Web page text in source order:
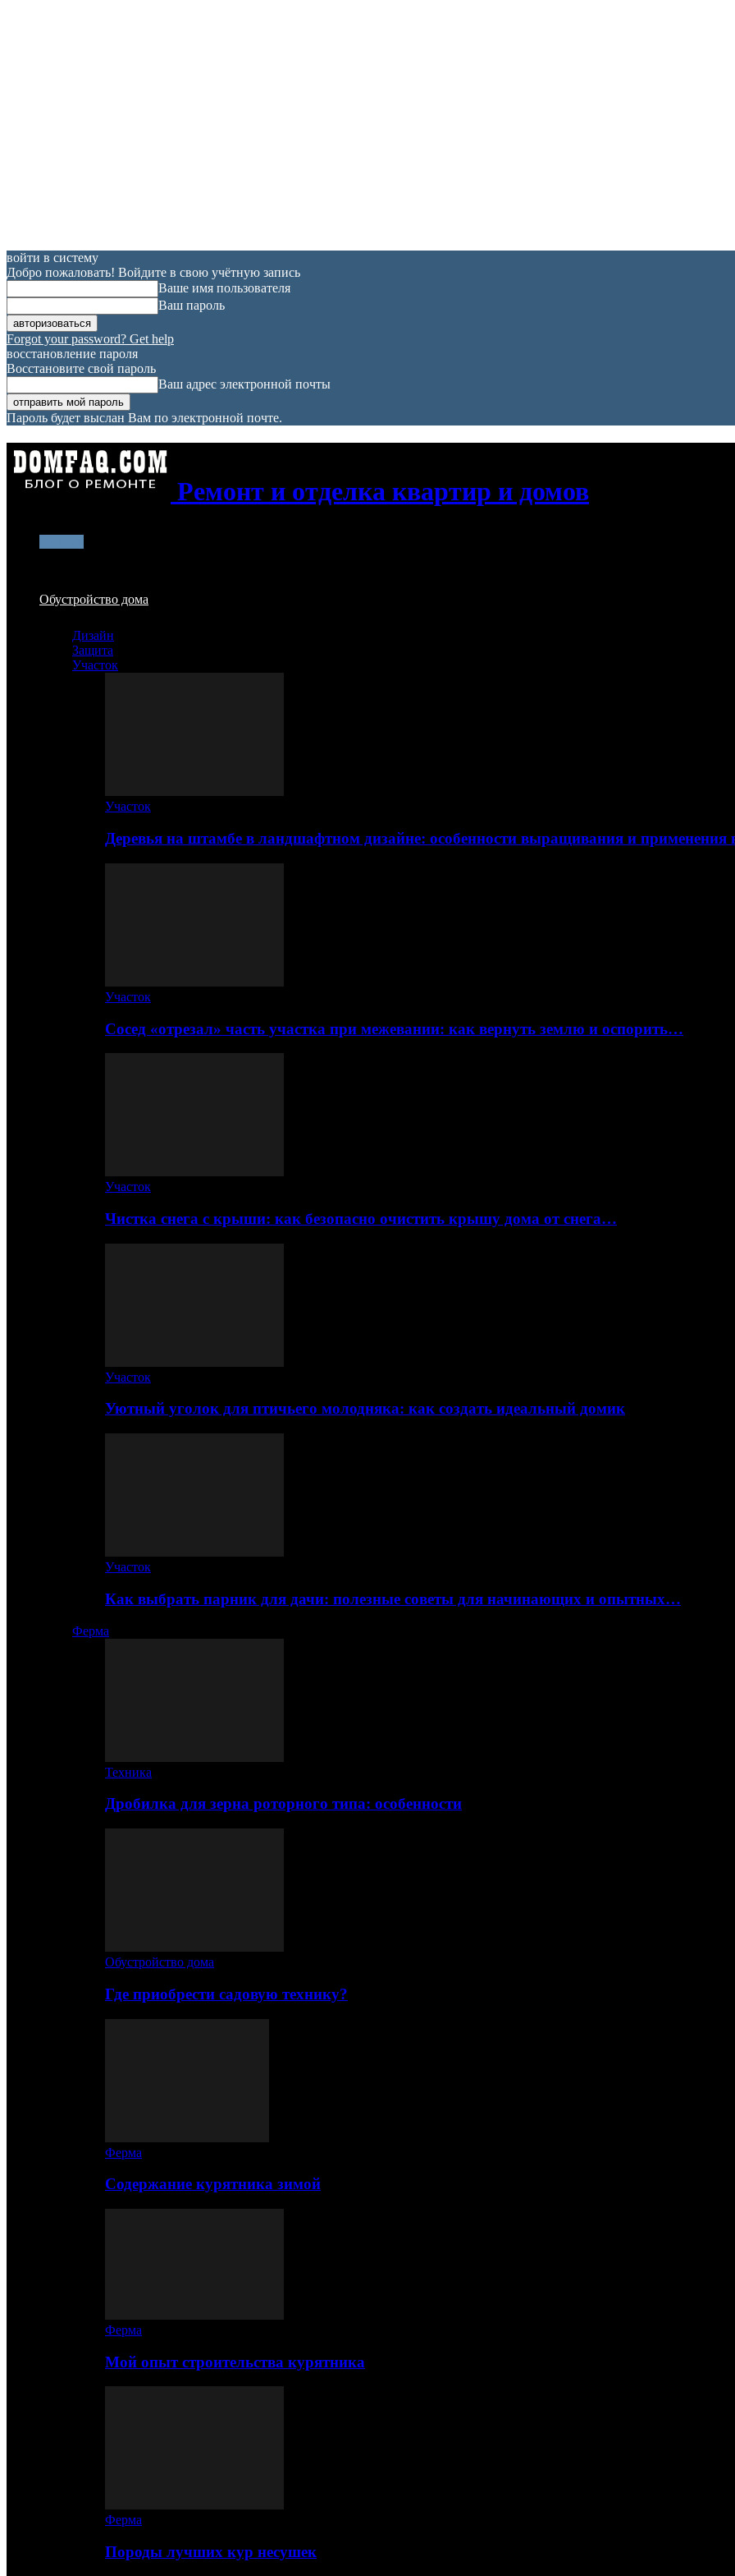
войти в систему
Добро пожаловать! Войдите в свою учётную запись
Ваше имя пользователя
Ваш пароль
Forgot your password? Get help
восстановление пароля
Восстановите свой пароль
Ваш адрес электронной почты
Пароль будет выслан Вам по электронной почте.
Ремонт и отделка квартир и домов
Обустройство дома
Дизайн
Защита
Участок
Участок
Деревья на штамбе в ландшафтном дизайне: особенности выращивания и
Участок
Сосед «отрезал» часть участка при межевании: как вернуть землю и оспорить…
Участок
Чистка снега с крыши: как безопасно очистить крышу дома от снега…
Участок
Уютный уголок для птичьего молодняка: как создать идеальный домик
Участок
Как выбрать парник для дачи: полезные советы для начинающих и опытных…
Ферма
Техника
Дробилка для зерна роторного типа: особенности
Обустройство дома
Где приобрести садовую технику?
Ферма
Содержание курятника зимой
Ферма
Мой опыт строительства курятника
Ферма
Породы лучших кур несушек